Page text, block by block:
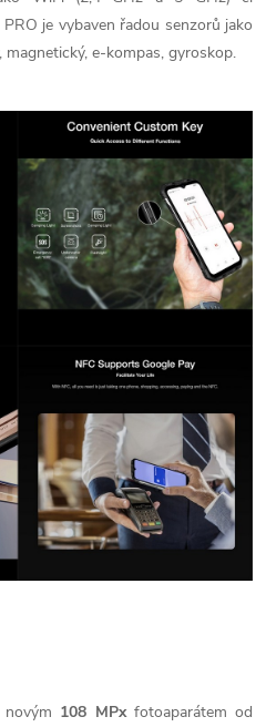
je vybaven řadou senzorů jako
e-kompas, gyroskop.
108 MPxfotoaparátem od